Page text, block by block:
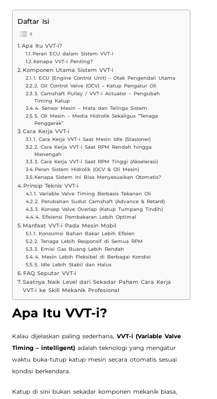
Daftar Isi
Apa Itu VVT-i?
Peran ECU dalam Sistem VVT-i
Kenapa VVT-i Penting?
Komponen Utama Sistem VVT-i
1. ECU (Engine Control Unit) – Otak Pengendali Utama
2. Oil Control Valve (OCV) – Katup Pengatur Oli
3. Camshaft Pulley / VVT-i Actuator – Pengubah
Timing Katup
4. Sensor Mesin – Mata dan Telinga Sistem
5. Oli Mesin – Media Hidrolik Sekaligus “Tenaga
Penggerak”
Cara Kerja VVT-i
1. Cara Kerja VVT-i Saat Mesin Idle (Stasioner)
2. Cara Kerja VVT-i Saat RPM Rendah hingga
Menengah
3. Cara Kerja VVT-i Saat RPM Tinggi (Akselerasi)
Peran Sistem Hidrolik (OCV & Oli Mesin)
Kenapa Sistem Ini Bisa Menyesuaikan Otomatis?
Prinsip Teknis VVT-i
1. Variable Valve Timing Berbasis Tekanan Oli
2. Perubahan Sudut Camshaft (Advance & Retard)
3. Konsep Valve Overlap (Katup Tumpang Tindih)
4. Efisiensi Pembakaran Lebih Optimal
Manfaat VVT-i Pada Mesin Mobil
1. Konsumsi Bahan Bakar Lebih Efisien
2. Tenaga Lebih Responsif di Semua RPM
3. Emisi Gas Buang Lebih Rendah
4. Mesin Lebih Fleksibel di Berbagai Kondisi
5. Idle Lebih Stabil dan Halus
FAQ Seputar VVT-i
Saatnya Naik Level dari Sekadar Paham Cara Kerja
VVT-i ke Skill Mekanik Profesional
Apa Itu VVT-i?
Kalau dijelaskan paling sederhana, VVT-i (Variable Valve
Timing – intelligent) adalah teknologi yang mengatur
waktu buka-tutup katup mesin secara otomatis sesuai
kondisi berkendara.
Katup di sini bukan sekadar komponen mekanik biasa,